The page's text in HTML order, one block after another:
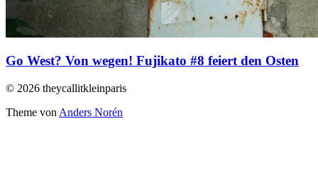
Go West? Von wegen! Fujikato #8 feiert den Osten
© 2026 theycallitkleinparis
Theme von Anders Norén